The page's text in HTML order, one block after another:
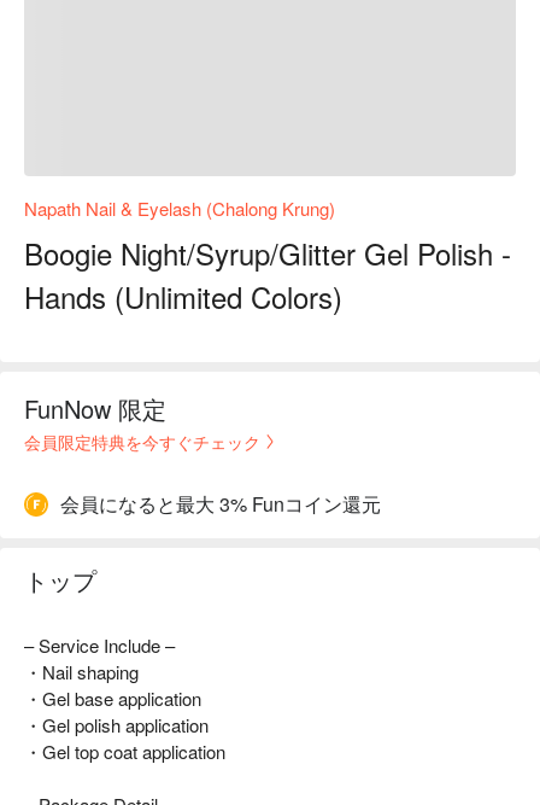
Napath Nail & Eyelash (Chalong Krung)
Boogie Night/Syrup/Glitter Gel Polish -
Hands (Unlimited Colors)
FunNow 限定
会員限定特典を今すぐチェック
会員になると最大 3% Funコイン還元
トップ
– Service Include –
・Nail shaping
・Gel base application
・Gel polish application
・Gel top coat application